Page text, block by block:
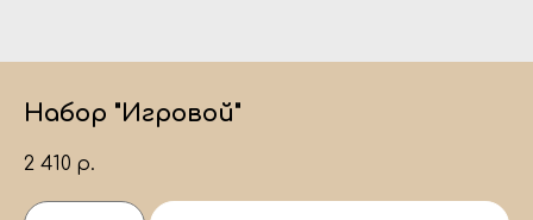
Набор "Игровой"
2 410 р.